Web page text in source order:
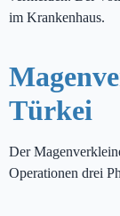
im Krankenhaus.
Türkei
Der
Operationen drei